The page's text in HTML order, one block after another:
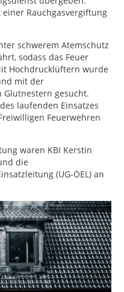
Rauchgasvergiftung
schwerem Atemschutz
sodass das Feuer
Hochdrucklüftern wurde
mit der
gesucht.
laufenden Einsatzes
Feuerwehren
waren KBI Kerstin
die
(UG-ÖEL) an